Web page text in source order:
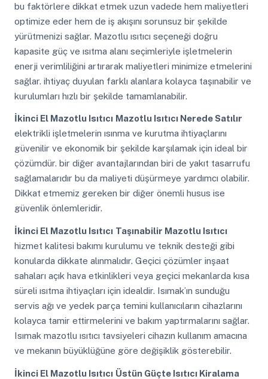
bu faktörlere dikkat etmek uzun vadede hem maliyetleri
optimize eder hem de iş akışını sorunsuz bir şekilde
yürütmenizi sağlar. Mazotlu ısıtıcı seçeneği doğru
kapasite güç ve ısıtma alanı seçimleriyle işletmelerin
enerji verimliliğini artırarak maliyetleri minimize etmelerini
sağlar. ihtiyaç duyulan farklı alanlara kolayca taşınabilir ve
kurulumları hızlı bir şekilde tamamlanabilir.
İkinci El Mazotlu Isıtıcı Mazotlu Isıtıcı Nerede Satılır
elektrikli işletmelerin ısınma ve kurutma ihtiyaçlarını
güvenilir ve ekonomik bir şekilde karşılamak için ideal bir
çözümdür. bir diğer avantajlarından biri de yakıt tasarrufu
sağlamalarıdır bu da maliyeti düşürmeye yardımcı olabilir.
Dikkat etmemiz gereken bir diğer önemli husus ise
güvenlik önlemleridir.
İkinci El Mazotlu Isıtıcı Taşınabilir Mazotlu Isıtıcı
hizmet kalitesi bakımı kurulumu ve teknik desteği gibi
konularda dikkate alınmalıdır. Geçici çözümler inşaat
sahaları açık hava etkinlikleri veya geçici mekanlarda kısa
süreli ısıtma ihtiyaçları için idealdir. Isımak’ın sunduğu
servis ağı ve yedek parça temini kullanıcıların cihazlarını
kolayca tamir ettirmelerini ve bakım yaptırmalarını sağlar.
Isımak mazotlu ısıtıcı tavsiyeleri cihazın kullanım amacına
ve mekanın büyüklüğüne göre değişiklik gösterebilir.
İkinci El Mazotlu Isıtıcı Üstün Güçte Isıtıcı Kiralama